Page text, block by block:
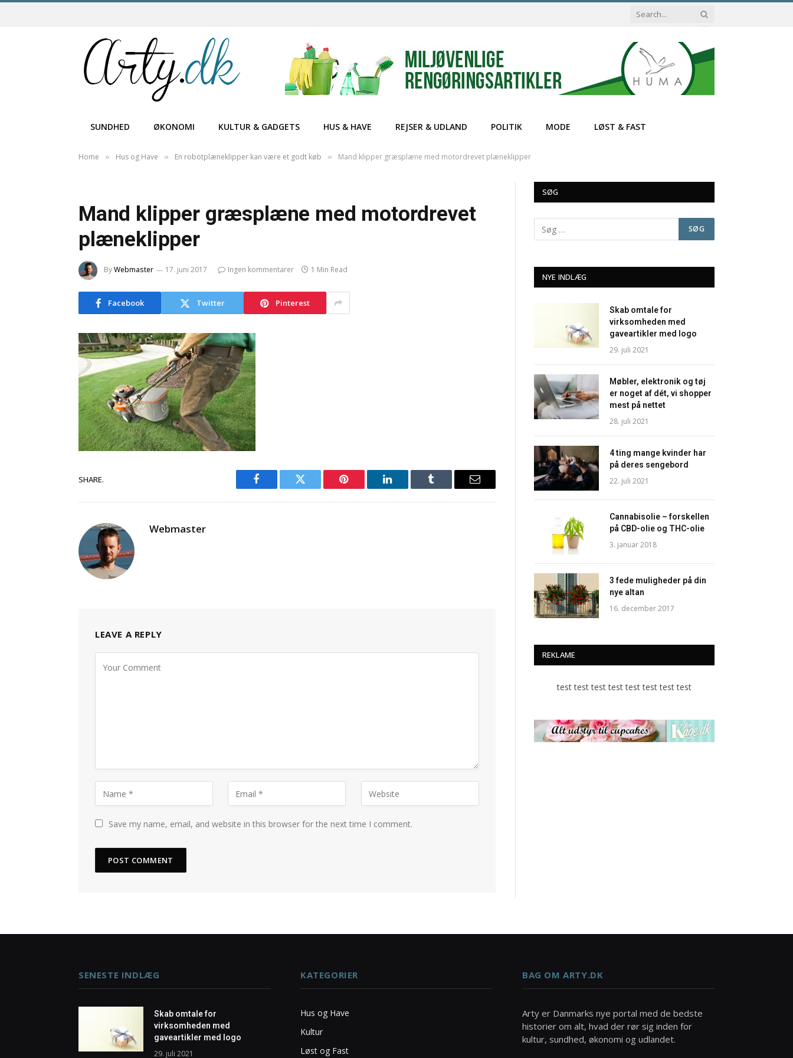
SUNDHED ØKONOMI KULTUR & GADGETS HUS & HAVE REJSER & UDLAND POLITIK MODE LØST & FAST
Home » Hus og Have » En robotplæneklipper kan være et godt køb » Mand klipper græsplæne med motordrevet plæneklipper
Mand klipper græsplæne med motordrevet
plæneklipper
ByWebmaster 17. juni 2017 Ingen kommentarer 1 Min Read
Facebook Twitter Pinterest
SHARE.
Facebook Twitter Pinterest LinkedIn Tumblr Email
Webmaster
LEAVE A REPLY
Save my name, email, and website in this browser for the next time I comment.
SØG
NYE INDLÆG
Skab omtale for
virksomheden med
gaveartikler med logo
29. juli 2021
Møbler, elektronik og tøj
er noget af dét, vi shopper
mest på nettet
28. juli 2021
4 ting mange kvinder har
på deres sengebord
22. juli 2021
Cannabisolie – forskellen
på CBD-olie og THC-olie
3. januar 2018
3 fede muligheder på din
nye altan
16. december 2017
REKLAME
test test test test test test test test
SENESTE INDLÆG
Skab omtale for
virksomheden med
gaveartikler med logo
29. juli 2021
KATEGORIER
Hus og Have
Kultur
Løst og Fast
BAG OM ARTY.DK
Arty er Danmarks nye portal med de bedste
historier om alt, hvad der rør sig inden for
kultur, sundhed, økonomi og udlandet.